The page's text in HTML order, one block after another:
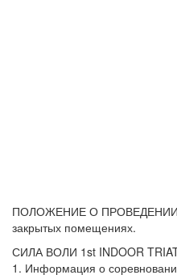
ПОЛОЖЕНИЕ О ПРОВЕДЕНИИ
закрытых помещениях.
СИЛА ВОЛИ 1st INDOOR
1. Информация о